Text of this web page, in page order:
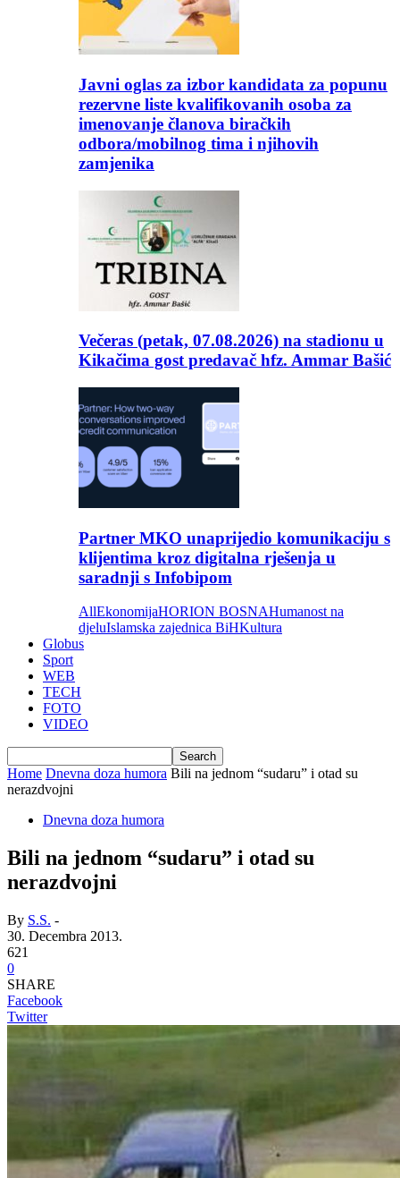
Javni oglas za izbor kandidata za popunu
rezervne liste kvalifikovanih osoba za
imenovanje članova biračkih
odbora/mobilnog tima i njihovih
zamjenika
Večeras (petak, 07.08.2026) na stadionu u
Kikačima gost predavač hfz. Ammar Bašić
Partner MKO unaprijedio komunikaciju s
klijentima kroz digitalna rješenja u
saradnji s Infobipom
AllEkonomijaHORION BOSNAHumanost na
djeluIslamska zajednica BiHKultura
Globus
Sport
WEB
TECH
FOTO
VIDEO
Home Dnevna doza humora Bili na jednom “sudaru” i otad su
nerazdvojni
Dnevna doza humora
Bili na jednom “sudaru” i otad su
nerazdvojni
By S.S. -
30. Decembra 2013.
621
0
SHARE
Facebook
Twitter